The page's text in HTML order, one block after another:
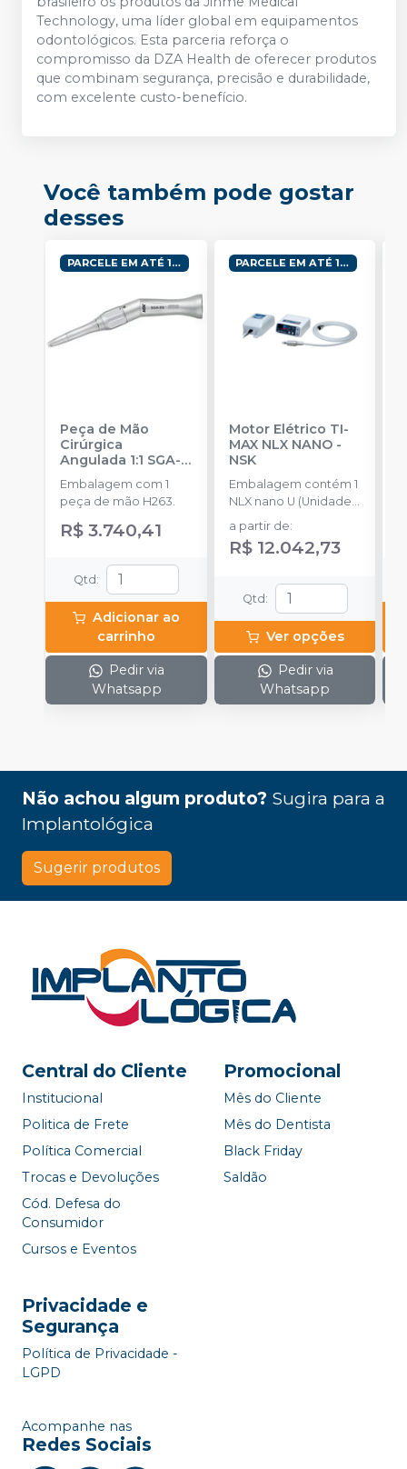
Technology, uma líder global em equipamentos
odontológicos. Esta parceria reforça o
compromisso da DZA Health de oferecer produtos
que combinam segurança, precisão e durabilidade,
com excelente custo-benefício.
Você também pode gostar
desses
PARCELE EM ATÉ 10X
Peça de Mão
Cirúrgica
Angulada 1:1 SGA-
- NSK
Embalagem com 1
peça de mão H263.
R$ 3.740,41
Qtd :
Adicionar ao
carrinho
Pedir via
Whatsapp
PARCELE EM ATÉ 10X
Motor Elétrico TI-
MAX NLX NANO-
NSK
Embalagem contém 1
NLX nano U (Unidade
de Controle), 1 NLX
nano (Micromotor), 1
NLX CD (Cabo), 1 NLAC
ou 230V)
a partir de:
R$ 12.042,73
Qtd :
Ver opções
Pedir via
Whatsapp
Não achou algum produto? Sugira para a
Implantológica
Sugerir produtos
Central do Cliente
Institucional
Politica de Frete
Política Comercial
Trocas e Devoluções
Cód. Defesa do
Consumidor
Cursos e Eventos
Promocional
Mês do Cliente
Mês do Dentista
Black Friday
Saldão
Privacidade e
Segurança
Política de Privacidade -
LGPD
Acompanhe nas
Redes Sociais